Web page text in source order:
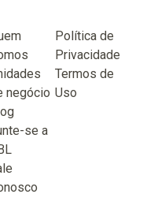
negócio
se a
Política de
Privacidade
Termos de
Uso